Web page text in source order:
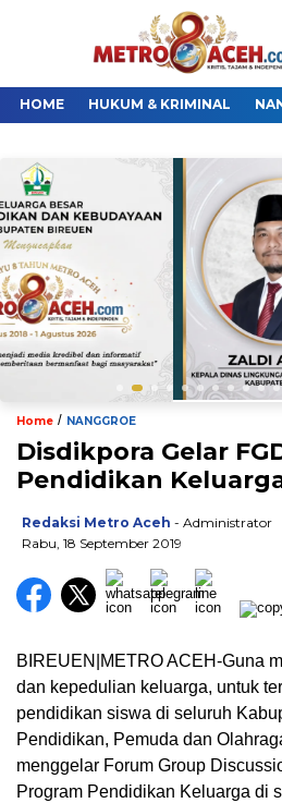
HOME HUKUM & KRIMINAL
Home / NANGGROE
Disdikpora Gelar
Pendidikan
Redaksi Metro Aceh - Administrator
Rabu, 18 September 2019
BIREUEN|METRO ACEH-Guna
dan kepedulian keluarga, untuk
pendidikan siswa di seluruh
Pendidikan, Pemuda dan
menggelar Forum Group
Program Pendidikan Keluarga di